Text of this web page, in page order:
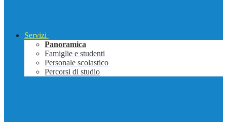
Servizi
Panoramica
Famiglie e studenti
Personale scolastico
Percorsi di studio